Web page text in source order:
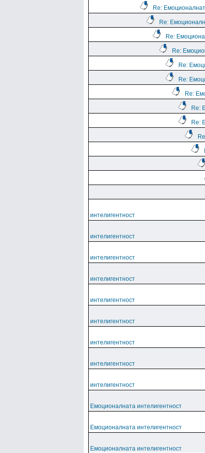
Re:
Re:
Re:
Re:
Re:
Re:
Re:
Re:
Re:
интелигентност
интелигентност
интелигентност
интелигентност
интелигентност
интелигентност
интелигентност
интелигентност
интелигентност
Емоционалната интелигентност
Емоционалната интелигентност
Емоционалната интелигентност